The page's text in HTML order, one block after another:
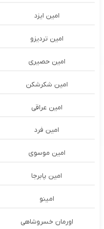
امین ایزد
امین تردیزو
امین حصیری
امین شکرشکن
امین عراقی
امین فرد
امین موسوی
امین پابرجا
امینو
اورمان خسروشاهی